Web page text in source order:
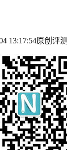
13:17:54原创评测